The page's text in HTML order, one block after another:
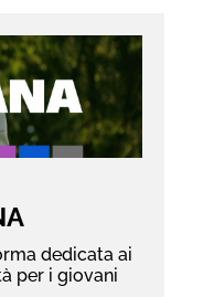
dedicata ai
per i giovani